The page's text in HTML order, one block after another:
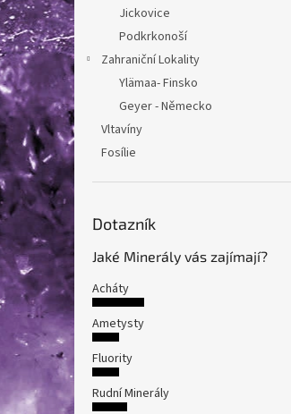
Jickovice
Podkrkonoší
Zahraniční Lokality
Ylämaa- Finsko
Geyer - Německo
Vltavíny
Fosílie
Dotazník
Jaké Minerály vás zajímají?
Acháty
Ametysty
Fluority
Rudní Minerály